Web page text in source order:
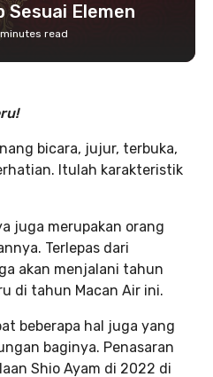
Sesuai Elemen
minutes read
bicara, jujur, terbuka,
Itulah karakteristik
juga merupakan orang
Terlepas dari
akan menjalani tahun
di tahun Macan Air ini.
beberapa hal juga yang
baginya. Penasaran
Shio Ayam di 2022 di